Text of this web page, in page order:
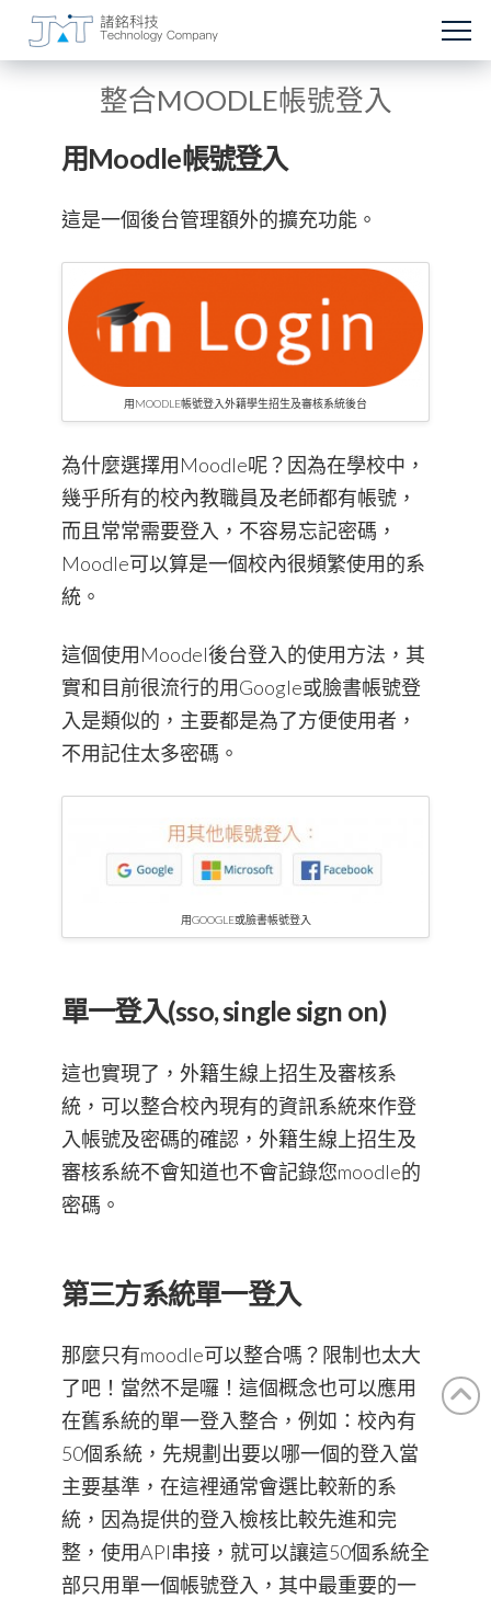
整合MOODLE帳號登入
用Moodle帳號登入
這是一個後台管理額外的擴充功能。
用MOODLE帳號登入外籍學生招生及審核系統後台
為什麼選擇用Moodle呢？因為在學校中，
幾乎所有的校內教職員及老師都有帳號，
而且常常需要登入，不容易忘記密碼，
Moodle可以算是一個校內很頻繁使用的系
統。
這個使用Moodel後台登入的使用方法，其
實和目前很流行的用Google或臉書帳號登
入是類似的，主要都是為了方便使用者，
不用記住太多密碼。
用GOOGLE或臉書帳號登入
單一登入(sso, single sign on)
這也實現了，外籍生線上招生及審核系
統，可以整合校內現有的資訊系統來作登
入帳號及密碼的確認，外籍生線上招生及
審核系統不會知道也不會記錄您moodle的
密碼。
第三方系統單一登入
那麼只有moodle可以整合嗎？限制也太大
了吧！當然不是囉！這個概念也可以應用
在舊系統的單一登入整合，例如：校內有
50個系統，先規劃出要以哪一個的登入當
主要基準，在這裡通常會選比較新的系
統，因為提供的登入檢核比較先進和完
整，使用API串接，就可以讓這50個系統全
部只用單一個帳號登入，其中最重要的一